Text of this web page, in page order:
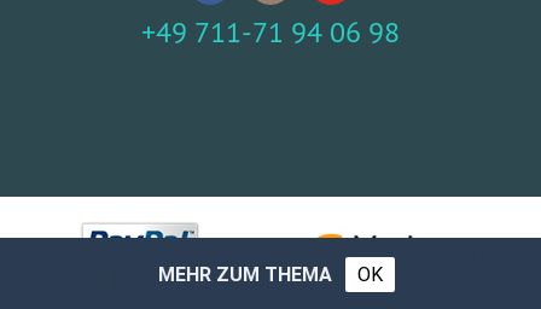
+49 711-71 94 06 98
MEHR ZUM THEMA OK